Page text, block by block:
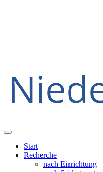
Start
Recherche
nach Einrichtung